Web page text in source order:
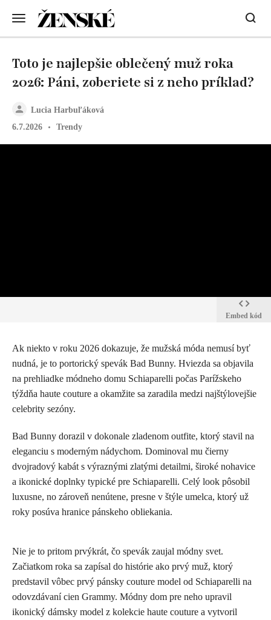
Lucia Harbuľáková
6.7.2026
Trendy
Toto je najlepšie oblečený muž roka
2026: Páni, zoberiete si z neho príklad?
Embed kód
Ak niekto v roku 2026 dokazuje, že mužská móda nemusí byť
nudná, je to portorický spevák Bad Bunny. Hviezda sa objavila
na prehliadke módneho domu Schiaparelli počas Parížskeho
týždňa haute couture a okamžite sa zaradila medzi najštýlovejšie
celebrity sezóny.
Bad Bunny dorazil v dokonale zladenom outfite, ktorý stavil na
eleganciu s moderným nádychom. Dominoval mu čierny
dvojradový kabát s výraznými zlatými detailmi, široké nohavice
a ikonické doplnky typické pre Schiaparelli. Celý look pôsobil
luxusne, no zároveň nenútene, presne v štýle umelca, ktorý už
roky posúva hranice pánskeho obliekania.
Nie je to pritom prvýkrát, čo spevák zaujal módny svet.
Začiatkom roka sa zapísal do histórie ako prvý muž, ktorý
predstavil vôbec prvý pánsky couture model od Schiaparelli na
odovzdávaní cien Grammy. Módny dom pre neho upravil
ikonický dámsky model z kolekcie haute couture a vytvoril